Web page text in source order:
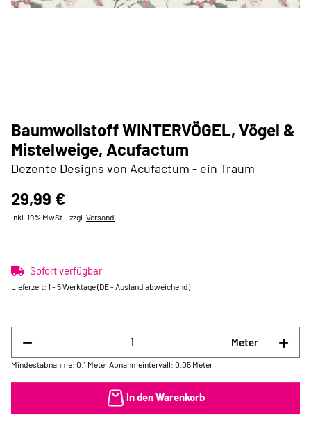
Baumwollstoff WINTERVÖGEL, Vögel &
Mistelweige, Acufactum
Dezente Designs von Acufactum - ein Traum
29,99 €
inkl. 19% MwSt. , zzgl. Versand
Sofort verfügbar
Lieferzeit: 1 - 5 Werktage(DE - Ausland abweichend)
Meter
Mindestabnahme: 0.1 Meter Abnahmeintervall: 0.05 Meter
In den Warenkorb